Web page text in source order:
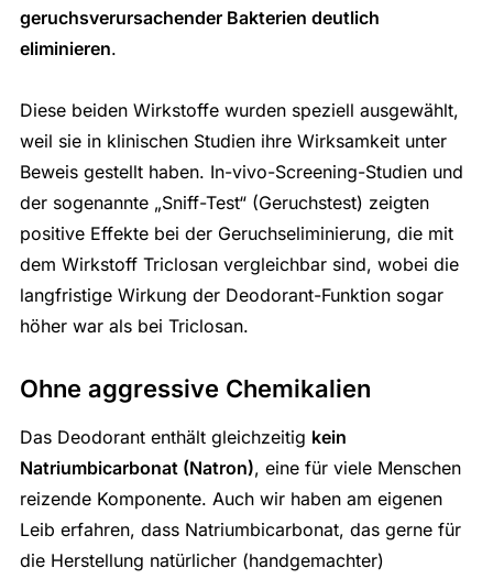
geruchsverursachender Bakterien deutlich
eliminieren.
Diese beiden Wirkstoffe wurden speziell ausgewählt,
weil sie in klinischen Studien ihre Wirksamkeit unter
Beweis gestellt haben. In-vivo-Screening-Studien und
der sogenannte „Sniff-Test“ (Geruchstest) zeigten
positive Effekte bei der Geruchseliminierung, die mit
dem Wirkstoff Triclosan vergleichbar sind, wobei die
langfristige Wirkung der Deodorant-Funktion sogar
höher war als bei Triclosan.
Ohne aggressive Chemikalien
Das Deodorant enthält gleichzeitig kein
Natriumbicarbonat (Natron), eine für viele Menschen
reizende Komponente. Auch wir haben am eigenen
Leib erfahren, dass Natriumbicarbonat, das gerne für
die Herstellung natürlicher (handgemachter)